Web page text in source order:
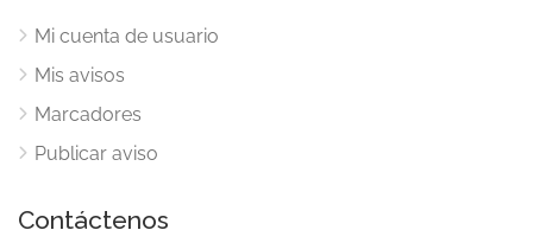
Mi cuenta de usuario
Mis avisos
Marcadores
Publicar aviso
Contáctenos